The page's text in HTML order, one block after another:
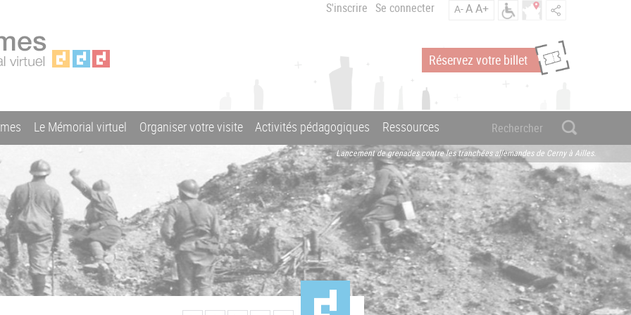
S'inscrire Se connecter A-AA+
Réservez votre billet
Le Mémorial virtuel Organiser votre visite Activités pédagogiques Ressources
Lancement de grenades contre les tranchées allemandes de Cerny à Ailles.